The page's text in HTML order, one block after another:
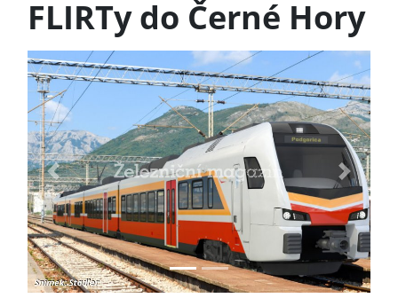
FLIRTy do Černé Hory
Previous Next